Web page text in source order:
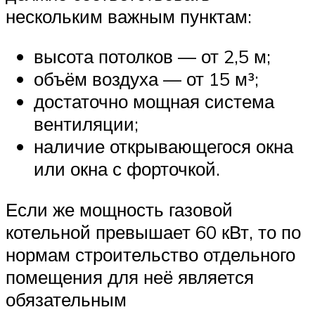
нескольким важным пунктам:
высота потолков — от 2,5 м;
объём воздуха — от 15 м³;
достаточно мощная система
вентиляции;
наличие открывающегося окна
или окна с форточкой.
Если же мощность газовой
котельной превышает 60 кВт, то по
нормам строительство отдельного
помещения для неё является
обязательным